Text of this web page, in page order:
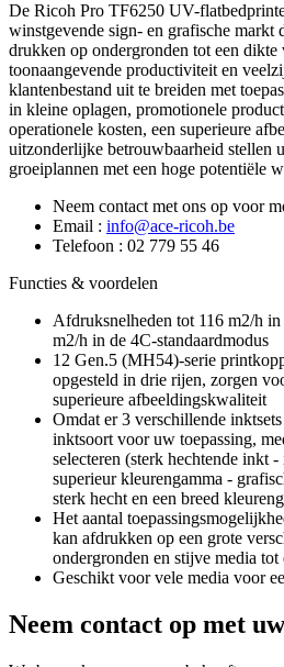
De Ricoh Pro TF6250 UV-
winstgevende sign- en grafische markt
drukken op ondergronden tot een dikte
toonaangevende productiviteit en
klantenbestand uit te breiden met
in kleine oplagen, promotionele
operationele kosten, een superieure
uitzonderlijke betrouwbaarheid stellen
groeiplannen met een hoge potentiële
Neem contact met ons op voor
Email : info@ace-ricoh.be
Telefoon : 02 779 55 46
Functies & voordelen
Afdruksnelheden tot 116 m2/h
m2/h in de 4C-standaardmodus
12 Gen.5 (MH54)-serie
opgesteld in drie rijen, zorgen
superieure afbeeldingskwaliteit
Omdat er 3 verschillende
inktsoort voor uw toepassing,
selecteren (sterk hechtende inkt
superieur kleurengamma -
sterk hecht en een breed
Het aantal
kan afdrukken op een grote
ondergronden en stijve media
Geschikt voor vele media voor
Neem contact op met